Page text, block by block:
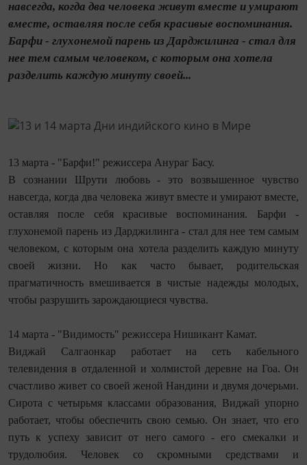
навсегда, когда два человека живут вместе и умирают
вместе, оставляя после себя красивые воспоминания.
Барфи - глухонемой парень из Дарджилинга - стал для
нее тем самым человеком, с которым она хотела
разделить каждую минуту своей...
13 марта - "Барфи!" режиссера Анураг Басу.
В сознании Шрути любовь - это возвышенное чувство
навсегда, когда два человека живут вместе и умирают вместе,
оставляя после себя красивые воспоминания. Барфи -
глухонемой парень из Дарджилинга - стал для нее тем самым
человеком, с которым она хотела разделить каждую минуту
своей жизни. Но как часто бывает, родительская
прагматичность вмешивается в чистые надежды молодых,
чтобы разрушить зарождающиеся чувства.
14 марта - "Видимость" режиссера Нишикант Камат.
Виджай Салгаонкар работает на сеть кабельного
телевидения в отдаленной и холмистой деревне на Гоа. Он
счастливо живет со своей женой Нандини и двумя дочерьми.
Сирота с четырьмя классами образования, Виджай упорно
работает, чтобы обеспечить свою семью. Он знает, что его
путь к успеху зависит от него самого - его смекалки и
трудолюбия. Человек со скромными средствами и